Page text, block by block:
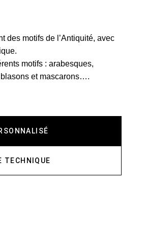
des motifs de l’Antiquité, avec
motifs : arabesques,
et mascarons….
TECHNIQUE